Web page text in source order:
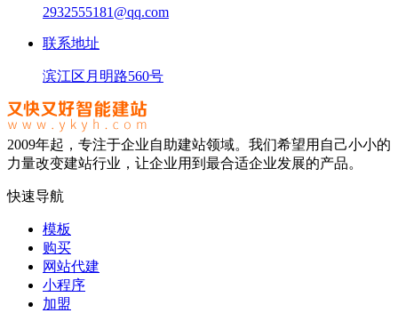
2932555181@qq.com
联系地址
滨江区月明路560号
2009年起，专注于企业自助建站领域。我们希望用自己小小的
力量改变建站行业，让企业用到最合适企业发展的产品。
快速导航
模板
购买
网站代建
小程序
加盟